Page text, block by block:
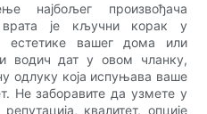
најбољег произвођача
врата је кључни корак у
естетике вашег дома или
водич дат у овом чланку,
одлуку која испуњава ваше
Не заборавите да узмете у
квалитет, опције